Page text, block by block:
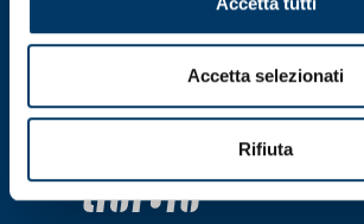
Accetta selezionati
Rifiuta